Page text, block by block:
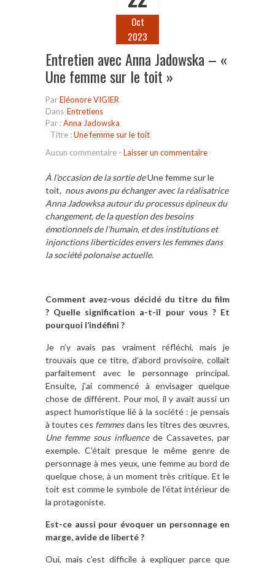
Oct
2023
Entretien avec Anna Jadowska – «
Une femme sur le toit »
ParEléonore VIGIER
Dans Entretiens
Par :Anna Jadowska
Titre :Une femme sur le toit
Aucun commentaire - Laisser un commentaire
À l’occasion de la sortie deUne femme sur le
toit, nous avons pu échanger avec la réalisatrice
Anna Jadowksa autour du processus épineux du
changement, de la question des besoins
émotionnels de l’humain, et des institutions et
injonctions liberticides envers les femmes dans
la société polonaise actuelle.
Comment avez-vous décidé du titre du film
? Quelle signification a-t-il pour vous ? Et
pourquoi l’indéfini ?
Je n’y avais pas vraiment réfléchi, mais je
trouvais que ce titre, d’abord provisoire, collait
parfaitement avec le personnage principal.
Ensuite, j’ai commencé à envisager quelque
chose de différent. Pour moi, il y avait aussi un
aspect humoristique lié à la société : je pensais
à toutes ces femmesdans les titres des œuvres,
Une femme sous influence de Cassavetes, par
exemple. C’était presque le même genre de
personnage à mes yeux, une femme au bord de
quelque chose, à un moment très critique. Et le
toit est comme le symbole de l’état intérieur de
la protagoniste.
Est-ce aussi pour évoquer un personnage en
marge, avide de liberté ?
Oui, mais c’est difficile à expliquer parce que